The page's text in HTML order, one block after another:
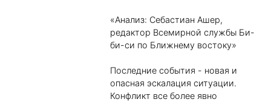
«Анализ: Себастиан Ашер,
редактор Всемирной службы Би-
би-си по Ближнему востоку»
Последние события - новая и
опасная эскалация ситуации.
Конфликт все более явно